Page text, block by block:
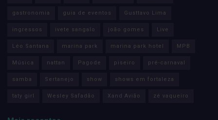
gastronomia guia de eventos Gusttavo Lima
ingressos ivete sangalo joão gomes Live
Léo Santana marina park marina park hotel MPB
Música nattan Pagode piseiro pré-carnaval
samba Sertanejo show shows em fortaleza
taty girl Wesley Safadão Xand Avião zé vaqueiro